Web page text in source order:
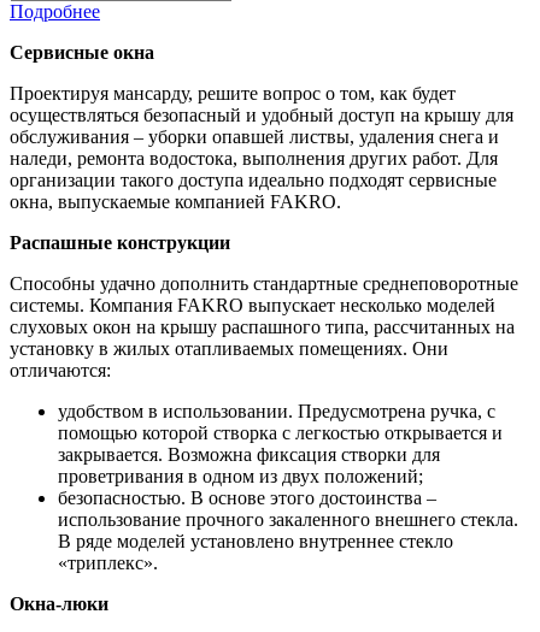
Подробнее
Сервисные окна
Проектируя мансарду, решите вопрос о том, как будет
осуществляться безопасный и удобный доступ на крышу для
обслуживания – уборки опавшей листвы, удаления снега и
наледи, ремонта водостока, выполнения других работ. Для
организации такого доступа идеально подходят сервисные
окна, выпускаемые компанией FAKRO.
Распашные конструкции
Способны удачно дополнить стандартные среднеповоротные
системы. Компания FAKRO выпускает несколько моделей
слуховых окон на крышу распашного типа, рассчитанных на
установку в жилых отапливаемых помещениях. Они
отличаются:
удобством в использовании. Предусмотрена ручка, с
помощью которой створка с легкостью открывается и
закрывается. Возможна фиксация створки для
проветривания в одном из двух положений;
безопасностью. В основе этого достоинства –
использование прочного закаленного внешнего стекла.
В ряде моделей установлено внутреннее стекло
«триплекс».
Окна-люки